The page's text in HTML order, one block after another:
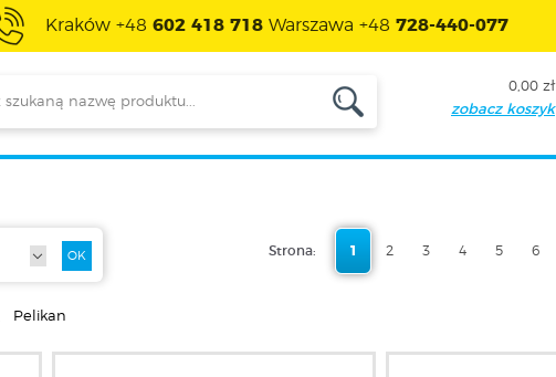
Kraków +48 602 418 718Warszawa +48 728-440-077
0,00 zł
zobacz koszyk
Strona: 1 2 3 4 5 6
Pelikan